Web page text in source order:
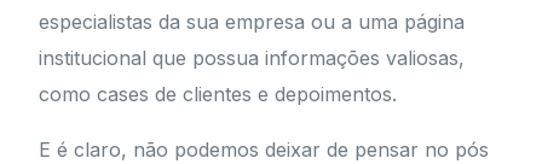
especialistas da sua empresa ou a uma página
institucional que possua informações valiosas,
como cases de clientes e depoimentos.
E é claro, não podemos deixar de pensar no pós